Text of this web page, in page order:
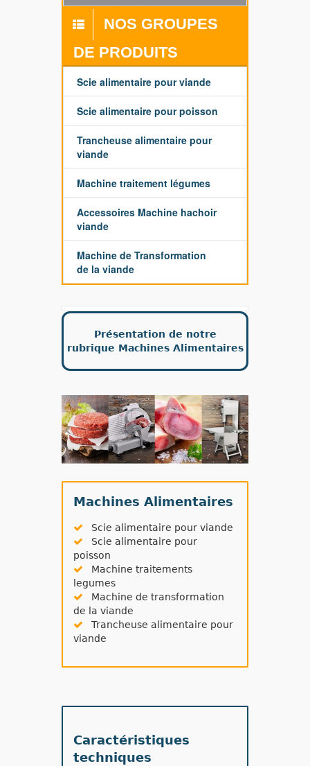
NOS GROUPES
DE PRODUITS
Scie alimentaire pour viande
Scie alimentaire pour poisson
Trancheuse alimentaire pour
viande
Machine traitement légumes
Accessoires Machine hachoir
viande
Machine de Transformation
de la viande
Présentation de notre
rubrique Machines Alimentaires
Machines Alimentaires
Scie alimentaire pour viande
Scie alimentaire pour
poisson
Machine traitements
legumes
Machine de transformation
de la viande
Trancheuse alimentaire pour
viande
Caractéristiques
techniques